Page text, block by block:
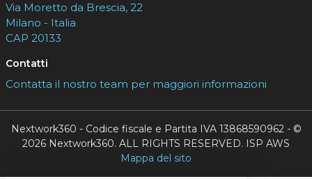
Via Moretto da Brescia, 22
Milano - Italia
CAP 20133
Contatti
Contatta il nostro team per maggiori informazioni
Nextwork360 - Codice fiscale e Partita IVA 13868590962 - ©
2026 Nextwork360. ALL RIGHTS RESERVED. ISP AWS
Mappa del sito